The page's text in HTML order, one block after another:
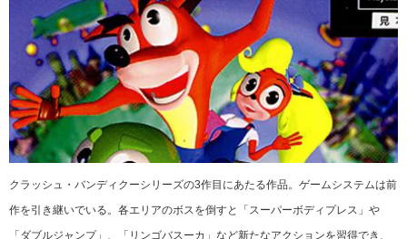
クラッシュ・バンディクーシリーズの3作目にあたる作品。ゲームシステムは前
作を引き継いでいる。各エリアのボスを倒すと「スーパーボディプレス」や
「ダブルジャンプ」、「リンゴバスーカ」など新たなアクションを習得でき、